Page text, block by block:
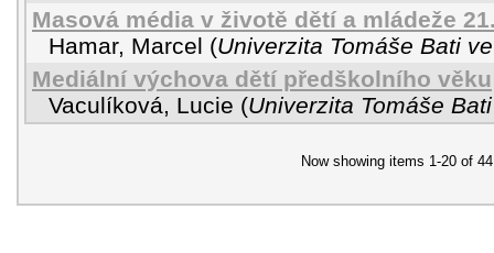
Masová média v životě dětí a mládeže
Hamar, Marcel (Univerzita Tomáše Bati
Mediální výchova dětí předškolního věku
Vaculíková, Lucie (Univerzita Tomáše
Now showing items 1-20 of 44